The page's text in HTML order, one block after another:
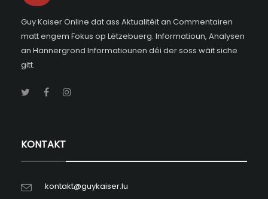
Guy Kaiser Online dat ass Aktualitéit an Commentairen
matt engem Fokus op Lëtzebuerg. Informatioun, Analysen
an Hannergrond Informatiounen déi der soss wäit siche
gitt.
KONTAKT
kontakt@guykaiser.lu